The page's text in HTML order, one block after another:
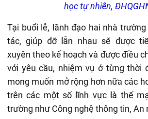
học tự nhiên,
Tại buổi lễ, lãnh đạo hai nhà
tác, giúp đỡ lẫn nhau sẽ được
xuyên theo kế hoạch và được điều
với yêu cầu, nhiệm vụ ở từng thời
mong muốn mở rộng hơn nữa các
trên các một số lĩnh vực là thế
trường như Công nghệ thông tin, An